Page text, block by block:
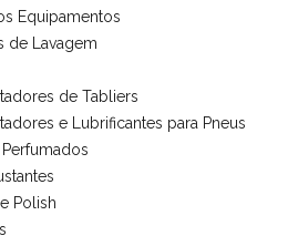
Equipamentos
de Lavagem
de Tabliers
e Lubrificantes para Pneus
Polish